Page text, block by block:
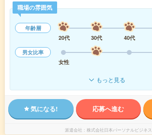
職場の雰囲気
年齢層
20代
30代 40代
男女比率
女性
もっと見る
気になる! 応募へ進む
派遣会社 株式会社日本パーソナルビジネス